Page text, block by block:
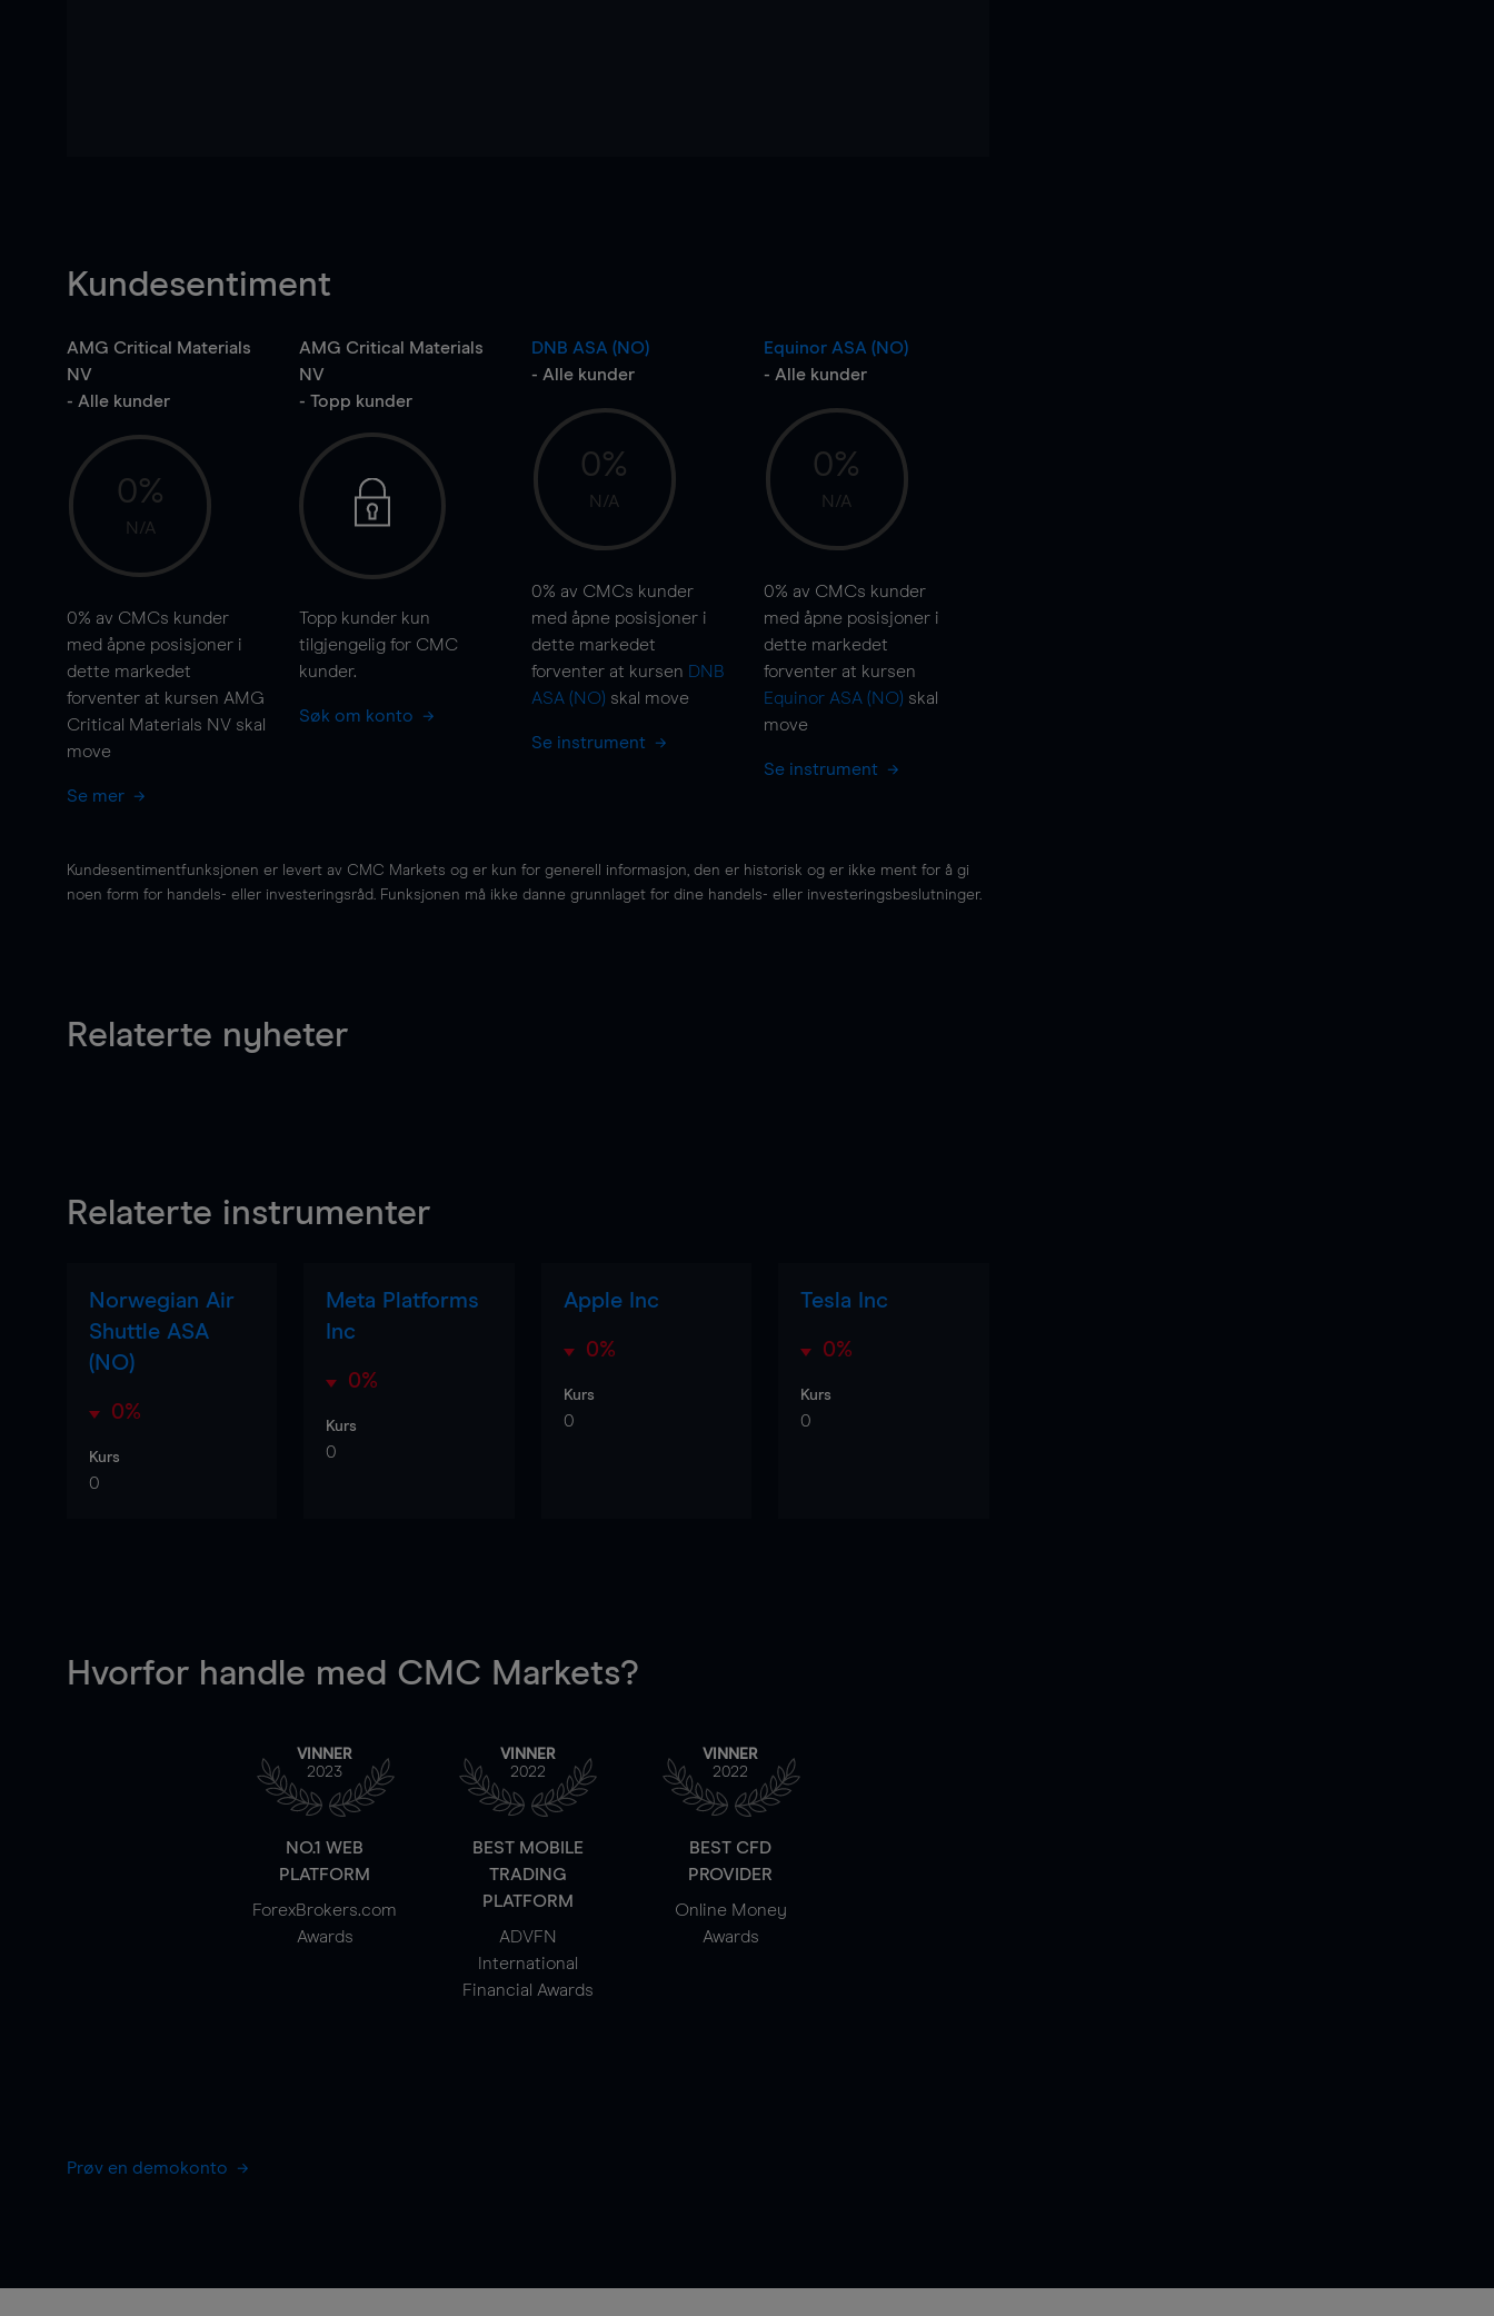
Kundesentiment
AMG Critical Materials
NV
- Alle kunder
0%
N/A
0% av CMCs kunder
med åpne posisjoner i
dette markedet
forventer at kursen AMG
Critical Materials NV skal
move
Se mer
AMG Critical Materials
NV
- Topp kunder
Topp kunder kun
tilgjengelig for CMC
kunder.
Søk om konto
DNB ASA (NO)
- Alle kunder
0%
N/A
0% av CMCs kunder
med åpne posisjoner i
dette markedet
forventer at kursen DNB
ASA (NO) skal move
Se instrument
Equinor ASA (NO)
- Alle kunder
0%
N/A
0% av CMCs kunder
med åpne posisjoner i
dette markedet
forventer at kursen
Equinor ASA (NO) skal
move
Se instrument
Kundesentimentfunksjonen er levert av CMC Markets og er kun for generell informasjon, den er historisk og er ikke ment for å gi
noen form for handels- eller investeringsråd. Funksjonen må ikke danne grunnlaget for dine handels- eller investeringsbeslutninger.
Relaterte nyheter
Relaterte instrumenter
Norwegian Air
Shuttle ASA
(NO)
0%
Kurs
0
Meta Platforms
Inc
0%
Kurs
0
Apple Inc
0%
Kurs
0
Tesla Inc
0%
Kurs
0
Hvorfor handle med CMC Markets?
VINNER
2023
NO.1 WEB
PLATFORM
ForexBrokers.com
Awards
VINNER
2022
BEST MOBILE
TRADING
PLATFORM
ADVFN
International
Financial Awards
VINNER
2022
BEST CFD
PROVIDER
Online Money
Awards
Prøv en demokonto